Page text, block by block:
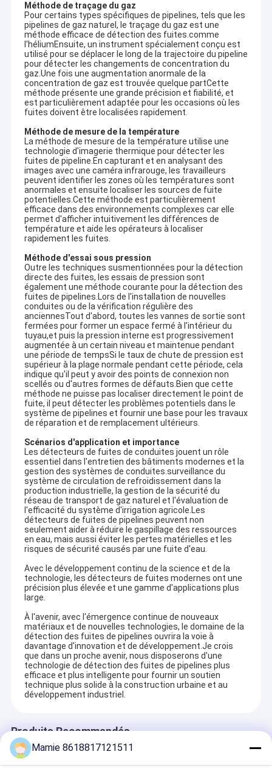
À propos de nous
Méthode de traçage du gaz
Pour certains types spécifiques de pipelines, tels que les
pipelines de gaz naturel, le traçage du gaz est une
méthode efficace de détection des fuites.comme
l'héliumEnsuite, un instrument spécialement conçu est
utilisé pour se déplacer le long de la trajectoire du pipeline
pour détecter les changements de concentration du
gaz.Une fois une augmentation anormale de la
concentration de gaz est trouvée quelque partCette
méthode présente une grande précision et fiabilité, et
est particulièrement adaptée pour les occasions où les
fuites doivent être localisées rapidement.
Méthode de mesure de la température
La méthode de mesure de la température utilise une
technologie d'imagerie thermique pour détecter les
fuites de pipeline.En capturant et en analysant des
images avec une caméra infrarouge, les travailleurs
peuvent identifier les zones où les températures sont
anormales et ensuite localiser les sources de fuite
potentielles.Cette méthode est particulièrement
efficace dans des environnements complexes car elle
permet d'afficher intuitivement les différences de
température et aide les opérateurs à localiser
rapidement les fuites.
Méthode d'essai sous pression
Outre les techniques susmentionnées pour la détection
directe des fuites, les essais de pression sont
également une méthode courante pour la détection des
fuites de pipelines.Lors de l'installation de nouvelles
conduites ou de la vérification régulière des
anciennesTout d'abord, toutes les vannes de sortie sont
fermées pour former un espace fermé à l'intérieur du
tuyau,et puis la pression interne est progressivement
augmentée à un certain niveau et maintenue pendant
une période de tempsSi le taux de chute de pression est
supérieur à la plage normale pendant cette période, cela
indique qu'il peut y avoir des points de connexion non
scellés ou d'autres formes de défauts.Bien que cette
méthode ne puisse pas localiser directement le point de
fuite, il peut détecter les problèmes potentiels dans le
système de pipelines et fournir une base pour les travaux
de réparation et de remplacement ultérieurs.
Scénarios d'application et importance
Les détecteurs de fuites de conduites jouent un rôle
essentiel dans l'entretien des bâtiments modernes et la
gestion des systèmes de conduites.surveillance du
système de circulation de refroidissement dans la
production industrielle, la gestion de la sécurité du
réseau de transport de gaz naturel et l'évaluation de
l'efficacité du système d'irrigation agricole.Les
détecteurs de fuites de pipelines peuvent non
seulement aider à réduire le gaspillage des ressources
en eau, mais aussi éviter les pertes matérielles et les
risques de sécurité causés par une fuite d'eau.
Avec le développement continu de la science et de la
technologie, les détecteurs de fuites modernes ont une
précision plus élevée et une gamme d'applications plus
large.
À l'avenir, avec l'émergence continue de nouveaux
matériaux et de nouvelles technologies, le domaine de la
détection des fuites de pipelines ouvrira la voie à
davantage d'innovation et de développement.Je crois
que dans un proche avenir, nous disposerons d'une
technologie de détection des fuites de pipelines plus
efficace et plus intelligente pour fournir un soutien
technique plus solide à la construction urbaine et au
développement industriel.
Produits Recommandés
PQWT est un institut de recherche spécialisé dans la recherche
et le développement de détecteurs de fuites d'eau et
d'équipements d'exploration géologique.
L'Institut d'équipement d'exploration géologique de Hunan Puqi
Mamie 8618817121511